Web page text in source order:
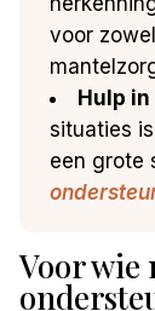
voor
Hulp
situaties
een grote
Voor wie